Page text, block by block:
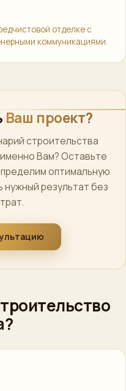
отделке с
коммуникациями.
Ваш проект?
строительства
Вам? Оставьте
оптимальную
нужный результат без